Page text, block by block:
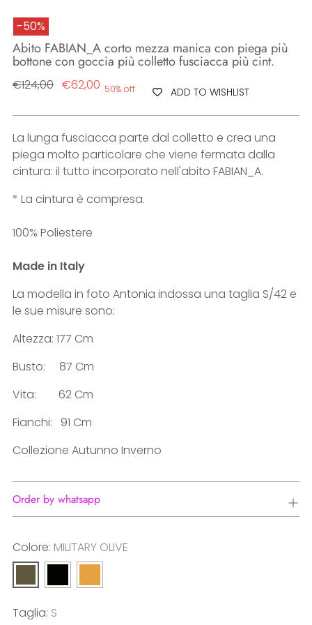
-50%
Abito FABIAN_A corto mezza manica con piega più
bottone con goccia più colletto fusciacca più cint.
Regular
€124,00 €62,00 50% off ADD TO WISHLIST
La lunga fusciacca parte dal colletto e crea una
piega molto particolare che viene fermata dalla
cintura: il tutto incorporato nell'abito FABIAN_A.
* La cintura è compresa.
100% Poliestere
Made in Italy
La modella in foto Antonia indossa una taglia S/42 e
le sue misure sono:
Altezza: 177 Cm
Busto: 87 Cm
Vita: 62 Cm
Fianchi: 91 Cm
Collezione Autunno Inverno
Order by whatsapp
Colore: MILITARY OLIVE
Taglia: S